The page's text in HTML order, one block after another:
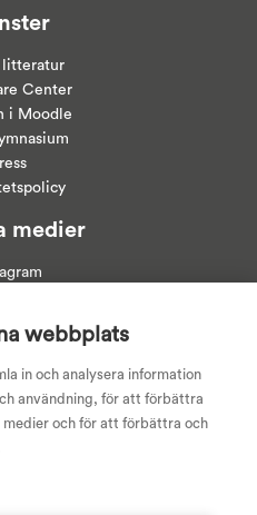
litteratur
Center
i Moodle
medier
webbplats
in och analysera information
användning, för att förbättra
och för att förbättra och